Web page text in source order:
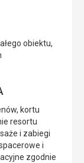
obiektu,
kortu
resortu
i zabiegi
i
zgodnie